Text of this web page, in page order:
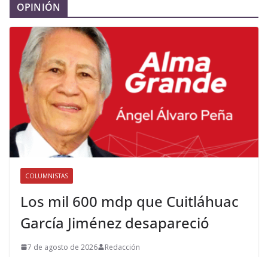
OPINIÓN
COLUMNISTAS
Los mil 600 mdp que Cuitláhuac
García Jiménez desapareció
7 de agosto de 2026 Redacción